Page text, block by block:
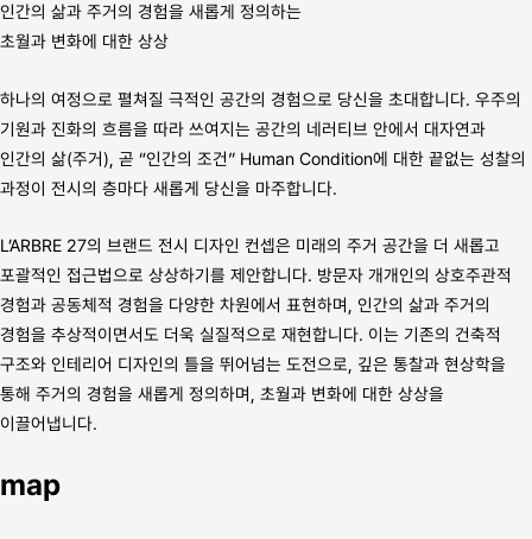
인간의 삶과 주거의 경험을 새롭게 정의하는
초월과 변화에 대한 상상
하나의 여정으로 펼쳐질 극적인 공간의 경험으로 당신을 초대합니다. 우주의
기원과 진화의 흐름을 따라 쓰여지는 공간의 네러티브 안에서 대자연과
인간의 삶(주거), 곧 “인간의 조건” Human Condition에 대한 끝없는 성찰의
과정이 전시의 층마다 새롭게 당신을 마주합니다.
L’ARBRE 27의 브랜드 전시 디자인 컨셉은 미래의 주거 공간을 더 새롭고
포괄적인 접근법으로 상상하기를 제안합니다. 방문자 개개인의 상호주관적
경험과 공동체적 경험을 다양한 차원에서 표현하며, 인간의 삶과 주거의
경험을 추상적이면서도 더욱 실질적으로 재현합니다. 이는 기존의 건축적
구조와 인테리어 디자인의 틀을 뛰어넘는 도전으로, 깊은 통찰과 현상학을
통해 주거의 경험을 새롭게 정의하며, 초월과 변화에 대한 상상을
이끌어냅니다.
map